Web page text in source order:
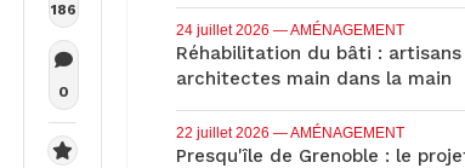
186
0
24 juillet 2026 — AMÉNAGEMENT
Réhabilitation du bâti :
architectes main dans la main
22 juillet 2026 — AMÉNAGEMENT
Presqu'île de Grenoble : le